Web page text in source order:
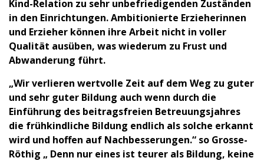
Kind-Relation zu sehr unbefriedigenden Zuständen
in den Einrichtungen. Ambitionierte Erzieherinnen
und Erzieher können ihre Arbeit nicht in voller
Qualität ausüben, was wiederum zu Frust und
Abwanderung führt.
„Wir verlieren wertvolle Zeit auf dem Weg zu guter
und sehr guter Bildung auch wenn durch die
Einführung des beitragsfreien Betreuungsjahres
die frühkindliche Bildung endlich als solche erkannt
wird und hoffen auf Nachbesserungen.“ so Grosse-
Röthig „ Denn nur eines ist teurer als Bildung, keine